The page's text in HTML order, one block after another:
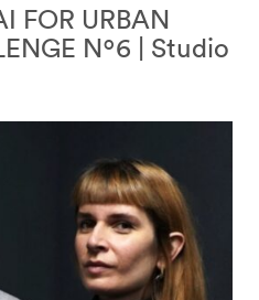
FOR URBAN
Nº6 | Studio